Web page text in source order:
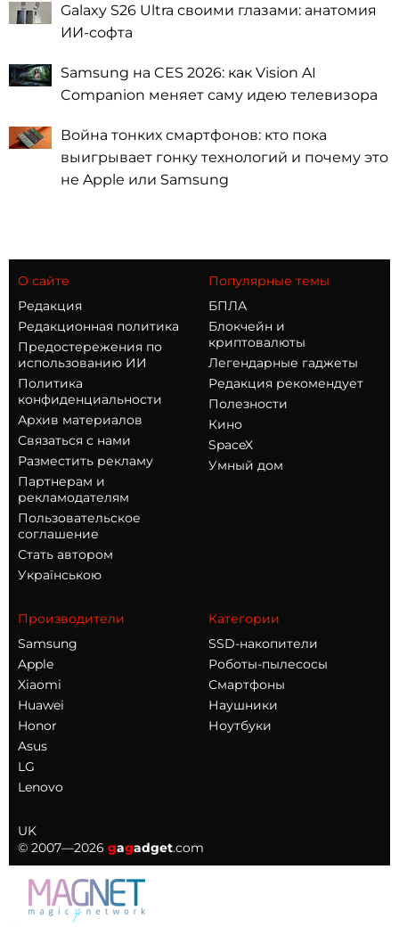
Galaxy S26 Ultra своими глазами: анатомия
ИИ-софта
Samsung на CES 2026: как Vision AI
Companion меняет саму идею телевизора
Война тонких смартфонов: кто пока
выигрывает гонку технологий и почему это
не Apple или Samsung
О сайте
Редакция
Редакционная политика
Предостережения по
использованию ИИ
Политика
конфиденциальности
Архив материалов
Связаться с нами
Разместить рекламу
Партнерам и
рекламодателям
Пользовательское
соглашение
Стать автором
Українською
Популярные темы
БПЛА
Блокчейн и
криптовалюты
Легендарные гаджеты
Редакция рекомендует
Полезности
Кино
SpaceX
Умный дом
Производители
Samsung
Apple
Xiaomi
Huawei
Honor
Asus
LG
Lenovo
Категории
SSD-накопители
Роботы-пылесосы
Смартфоны
Наушники
Ноутбуки
UK
© 2007—2026 gagadget.com